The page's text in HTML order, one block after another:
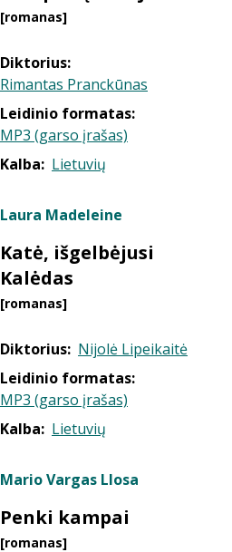
[romanas]
Diktorius:
Rimantas Pranckūnas
Leidinio formatas:
MP3 (garso įrašas)
Kalba: Lietuvių
Laura Madeleine
Katė, išgelbėjusi
Kalėdas
[romanas]
Diktorius: Nijolė Lipeikaitė
Leidinio formatas:
MP3 (garso įrašas)
Kalba: Lietuvių
Mario Vargas Llosa
Penki kampai
[romanas]